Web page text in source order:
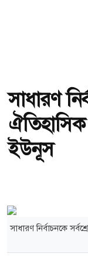
সাধারণ
ইউনূস
সাধারণ নির্বাচনকে